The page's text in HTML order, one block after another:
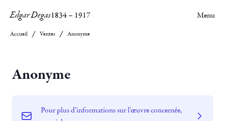
Edgar Degas1834– 1917 Menu
Accueil Ventes Anonyme
Anonyme
Pour plus d'informations sur l'œuvre concernée,